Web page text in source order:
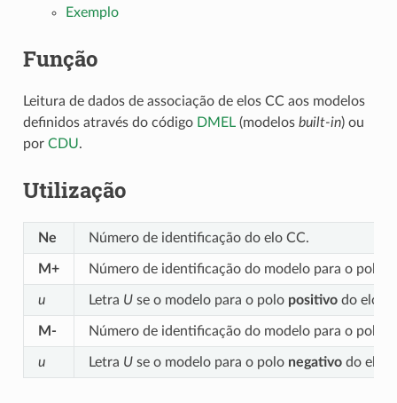
Exemplo
Função
Leitura de dados de associação de elos CC aos modelos
definidos através do código DMEL(modelos built-in) ou
por CDU.
Utilização
Ne Número de identificação do elo CC.
M+ Número de identificação do modelo para o polo
u Letra Use o modelo para o polo positivodo elo
M- Número de identificação do modelo para o polo
u Letra Use o modelo para o polo negativodo elo